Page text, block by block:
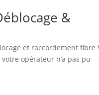
&
et raccordement fibre
opérateur n’a pas pu